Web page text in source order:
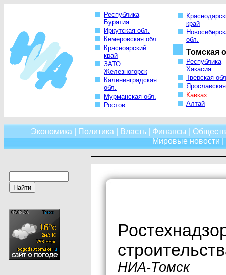
Республика
Бурятия
Иркутская обл.
Кемеровская обл.
Красноярский
край
ЗАТО
Железногорск
Калининградская
обл.
Мурманская обл.
Ростов
край
обл.
Томская
Республика
Хакасия
Тверская
Кавказ
Алтай
Экономика Политика Власть| Финансы
Мировые новости
НИА-Томск